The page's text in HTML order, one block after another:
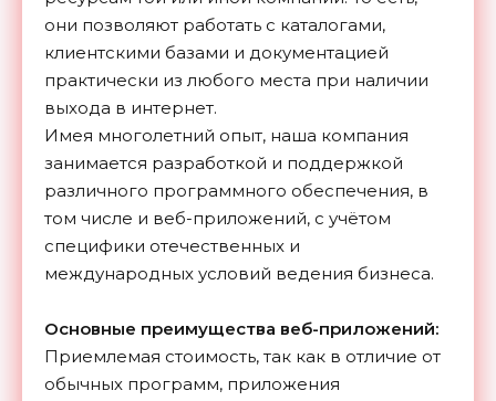
они позволяют работать с каталогами,
клиентскими базами и документацией
практически из любого места при наличии
выхода в интернет.
Имея многолетний опыт, наша компания
занимается разработкой и поддержкой
различного программного обеспечения, в
том числе и веб-приложений, с учётом
специфики отечественных и
международных условий ведения бизнеса.
Основные преимущества веб-приложений:
Приемлемая стоимость, так как в отличие от
обычных программ, приложения